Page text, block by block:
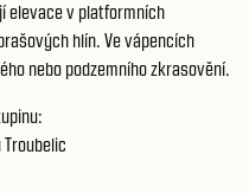
elevace v platformních
hlín. Ve vápencích
nebo podzemního zkrasovění.